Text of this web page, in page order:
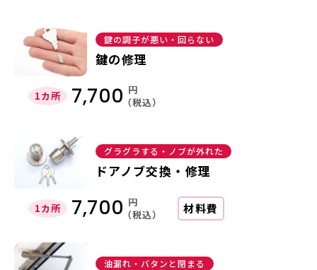
鍵の調子が悪い・回らない
鍵の修理
1カ所 7,700 円
（税込）
グラグラする・ノブが外れた
ドアノブ交換・修理
1カ所 7,700 円
（税込）
材料費
油漏れ・バタンと閉まる